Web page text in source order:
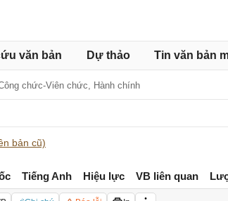
văn bản Dự thảo Tin văn bản
chức-Viên chức, Hành chính
bản cũ)
Tiếng Anh Hiệu lực VB liên quan